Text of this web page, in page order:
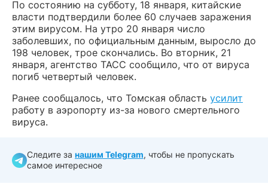
По состоянию на субботу, 18 января, китайские
власти подтвердили более 60 случаев заражения
этим вирусом. На утро 20 января число
заболевших, по официальным данным, выросло до
198 человек, трое скончались. Во вторник, 21
января, агентство ТАСС сообщило, что от вируса
погиб четвертый человек.
Ранее сообщалось, что Томская область усилит
работу в аэропорту из-за нового смертельного
вируса.
Следите за нашим Telegram, чтобы не пропускать
самое интересное